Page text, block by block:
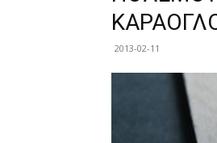
2013-02-11